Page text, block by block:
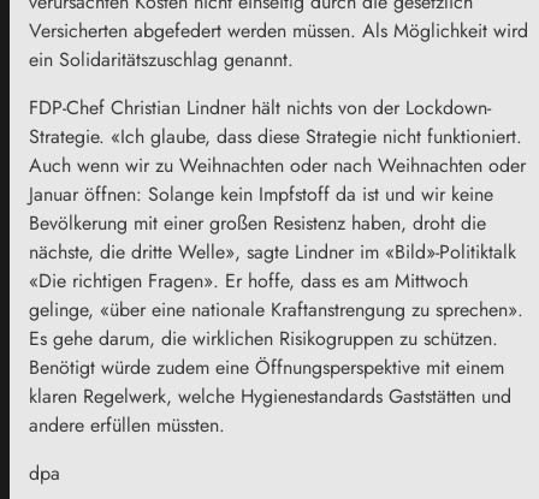
Versicherten abgefedert werden müssen. Als Möglichkeit wird
ein Solidaritätszuschlag genannt.
FDP-Chef Christian Lindner hält nichts von der Lockdown-
Strategie. «Ich glaube, dass diese Strategie nicht funktioniert.
Auch wenn wir zu Weihnachten oder nach Weihnachten oder
Januar öffnen: Solange kein Impfstoff da ist und wir keine
Bevölkerung mit einer großen Resistenz haben, droht die
nächste, die dritte Welle», sagte Lindner im «Bild»-Politiktalk
«Die richtigen Fragen». Er hoffe, dass es am Mittwoch
gelinge, «über eine nationale Kraftanstrengung zu sprechen».
Es gehe darum, die wirklichen Risikogruppen zu schützen.
Benötigt würde zudem eine Öffnungsperspektive mit einem
klaren Regelwerk, welche Hygienestandards Gaststätten und
andere erfüllen müssten.
dpa